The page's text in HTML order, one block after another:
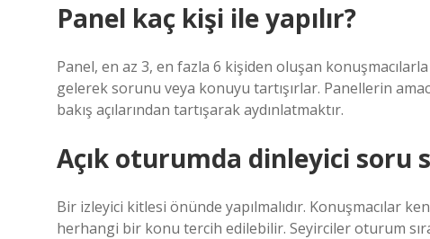
Panel kaç kişi ile yapılır?
Panel, en az 3, en fazla 6 kişiden oluşan
gelerek sorunu veya konuyu tartışırlar. Panellerin
bakış açılarından tartışarak aydınlatmaktır.
Açık oturumda dinleyici soru
Bir izleyici kitlesi önünde yapılmalıdır. Konuşmacılar
herhangi bir konu tercih edilebilir. Seyirciler oturum